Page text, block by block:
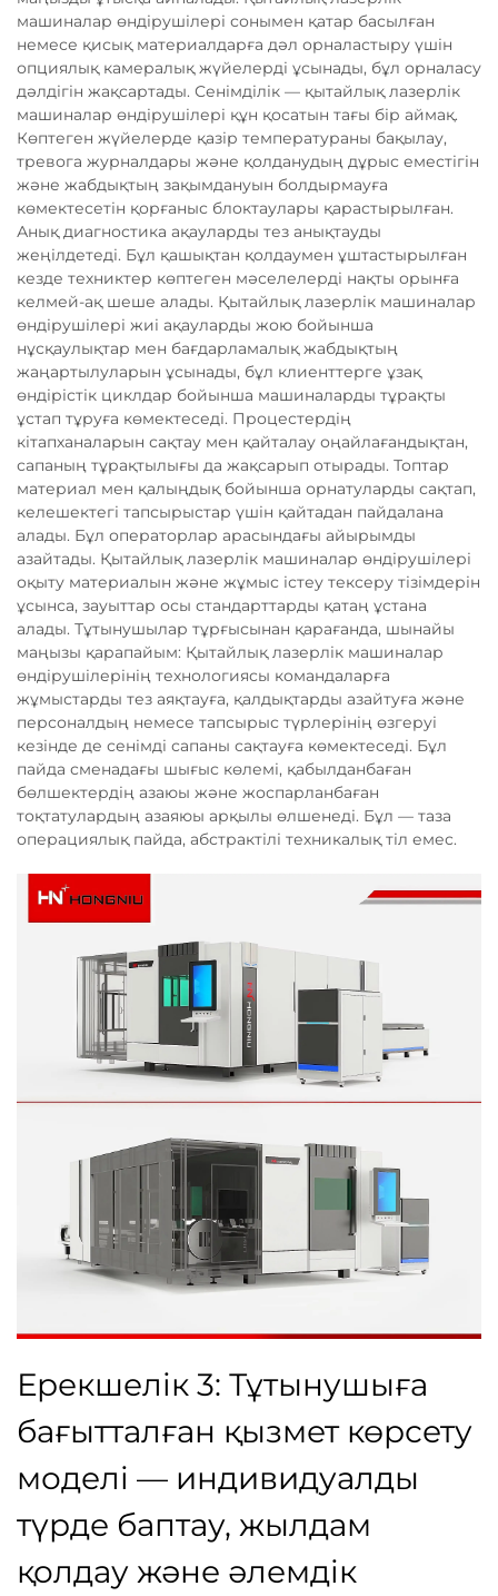
машиналар өндірушілері сонымен қатар басылған
немесе қисық материалдарға дәл орналастыру үшін
опциялық камералық жүйелерді ұсынады, бұл орналасу
дәлдігін жақсартады. Сенімділік — қытайлық лазерлік
машиналар өндірушілері құн қосатын тағы бір аймақ.
Көптеген жүйелерде қазір температураны бақылау,
тревога журналдары және қолданудың дұрыс еместігін
және жабдықтың зақымдануын болдырмауға
көмектесетін қорғаныс блоктаулары қарастырылған.
Анық диагностика ақауларды тез анықтауды
жеңілдетеді. Бұл қашықтан қолдаумен ұштастырылған
кезде техниктер көптеген мәселелерді нақты орынға
келмей-ақ шеше алады. Қытайлық лазерлік машиналар
өндірушілері жиі ақауларды жою бойынша
нұсқаулықтар мен бағдарламалық жабдықтың
жаңартылуларын ұсынады, бұл клиенттерге ұзақ
өндірістік циклдар бойынша машиналарды тұрақты
ұстап тұруға көмектеседі. Процестердің
кітапханаларын сақтау мен қайталау оңайлағандықтан,
сапаның тұрақтылығы да жақсарып отырады. Топтар
материал мен қалыңдық бойынша орнатуларды сақтап,
келешектегі тапсырыстар үшін қайтадан пайдалана
алады. Бұл операторлар арасындағы айырымды
азайтады. Қытайлық лазерлік машиналар өндірушілері
оқыту материалын және жұмыс істеу тексеру тізімдерін
ұсынса, зауыттар осы стандарттарды қатаң ұстана
алады. Тұтынушылар тұрғысынан қарағанда, шынайы
маңызы қарапайым: Қытайлық лазерлік машиналар
өндірушілерінің технологиясы командаларға
жұмыстарды тез аяқтауға, қалдықтарды азайтуға және
персоналдың немесе тапсырыс түрлерінің өзгеруі
кезінде де сенімді сапаны сақтауға көмектеседі. Бұл
пайда сменадағы шығыс көлемі, қабылданбаған
бөлшектердің азаюы және жоспарланбаған
тоқтатулардың азаяюы арқылы өлшенеді. Бұл — таза
операциялық пайда, абстрактілі техникалық тіл емес.
Ерекшелік 3: Тұтынушыға
бағытталған қызмет көрсету
моделі — индивидуалды
түрде баптау, жылдам
қолдау және әлемдік